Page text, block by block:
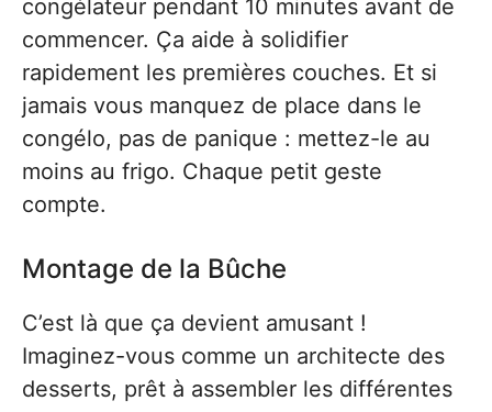
congélateur pendant 10 minutes avant de
commencer. Ça aide à solidifier
rapidement les premières couches. Et si
jamais vous manquez de place dans le
congélo, pas de panique : mettez-le au
moins au frigo. Chaque petit geste
compte.
Montage de la Bûche
C’est là que ça devient amusant !
Imaginez-vous comme un architecte des
desserts, prêt à assembler les différentes